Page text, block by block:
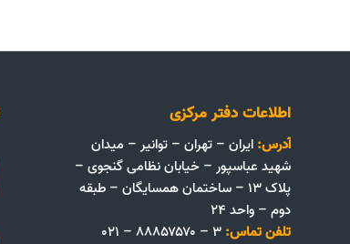
اطلاعات دفتر مرکزی
آدرس: ایران – تهران – توانیر – میدان
شهید عباسپور – خیابان نظامی گنجوی –
پلاک ۱۳ – ساختمان همسایگان – طبقه
دوم – واحد ۲۴
تلفن تماس: